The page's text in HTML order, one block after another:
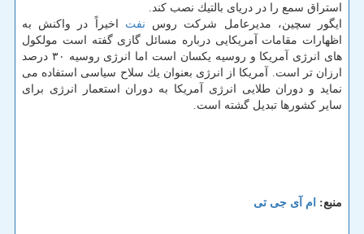
استراق سمع را در دریای بالتیك نصب كند.
ایگور سچین، مدیرعامل شركت روس نفت اخیراً در واكنش به
اظهارات مقامات آمریكایی درباره مسائل گازی گفته است مولكول
های انرژی آمریكا و روسیه یكسان است اما انرژی روسیه ۳۰ درصد
ارزان تر است. آمریكا از انرژی بعنوان یك سلاح سیاسی استفاده می
نماید و دوران طلایی انرژی آمریكا به دوران استعمار انرژی برای
سایر كشورها تبدیل گشته است.
منبع: ام آی جی تی